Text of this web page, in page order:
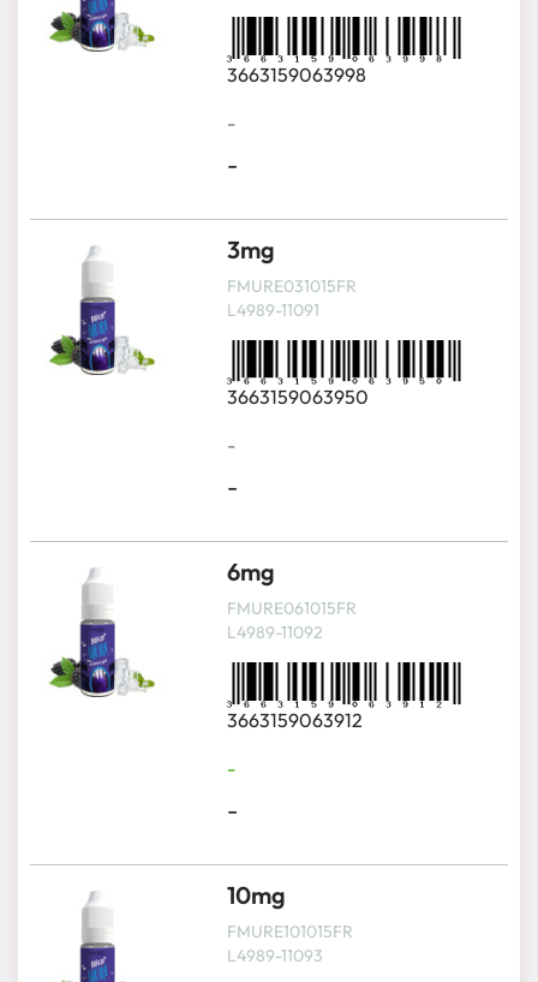
3663159063998
-
-
3mg
FMURE031015FR
L4989-11091
3663159063950
-
-
6mg
FMURE061015FR
L4989-11092
3663159063912
-
-
10mg
FMURE101015FR
L4989-11093